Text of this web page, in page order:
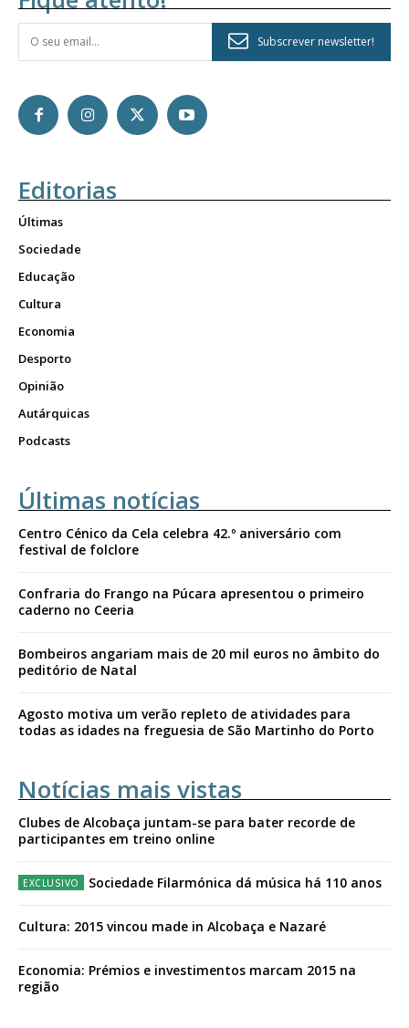
Subscrever newsletter!
Editorias
Últimas
Sociedade
Educação
Cultura
Economia
Desporto
Opinião
Autárquicas
Podcasts
Últimas notícias
Centro Cénico da Cela celebra 42.º aniversário com
festival de folclore
Confraria do Frango na Púcara apresentou o primeiro
caderno no Ceeria
Bombeiros angariam mais de 20 mil euros no âmbito do
peditório de Natal
Agosto motiva um verão repleto de atividades para
todas as idades na freguesia de São Martinho do Porto
Notícias mais vistas
Clubes de Alcobaça juntam-se para bater recorde de
participantes em treino online
Sociedade Filarmónica dá música há 110 anos
Cultura: 2015 vincou made in Alcobaça e Nazaré
Economia: Prémios e investimentos marcam 2015 na
região